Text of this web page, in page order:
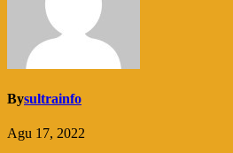
Bysultrainfo
Agu 17, 2022